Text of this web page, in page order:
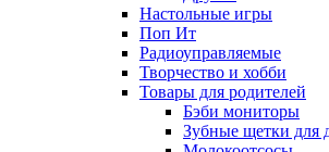
Настольные игры
Поп Ит
Радиоуправляемые
Творчество и хобби
Товары для родителей
Бэби мониторы
Зубные щетки для